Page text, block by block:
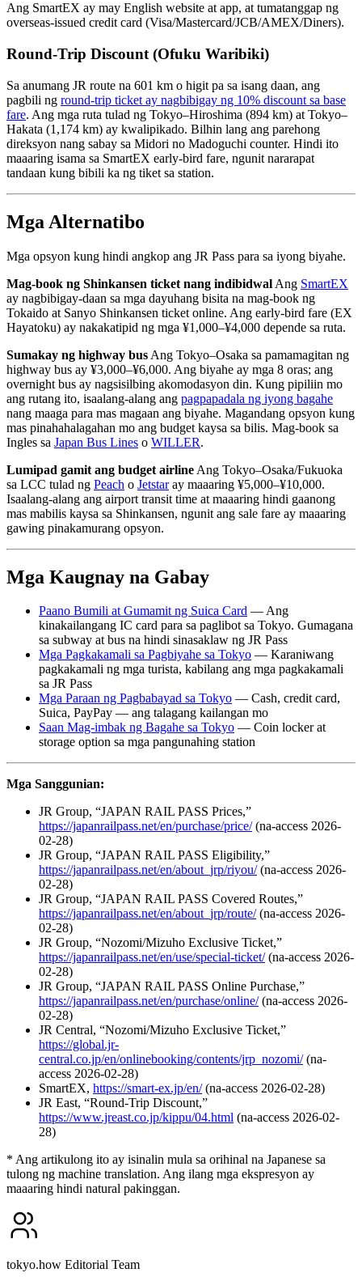
Ang SmartEX ay may English website at app, at tumatanggap ng
overseas-issued credit card (Visa/Mastercard/JCB/AMEX/Diners).
Round-Trip Discount (Ofuku Waribiki)
Sa anumang JR route na 601 km o higit pa sa isang daan, ang
pagbili ng round-trip ticket ay nagbibigay ng 10% discount sa base
fare. Ang mga ruta tulad ng Tokyo–Hiroshima (894 km) at Tokyo–
Hakata (1,174 km) ay kwalipikado. Bilhin lang ang parehong
direksyon nang sabay sa Midori no Madoguchi counter. Hindi ito
maaaring isama sa SmartEX early-bird fare, ngunit nararapat
tandaan kung bibili ka ng tiket sa station.
Mga Alternatibo
Mga opsyon kung hindi angkop ang JR Pass para sa iyong biyahe.
Mag-book ng Shinkansen ticket nang indibidwal Ang SmartEX
ay nagbibigay-daan sa mga dayuhang bisita na mag-book ng
Tokaido at Sanyo Shinkansen ticket online. Ang early-bird fare (EX
Hayatoku) ay nakakatipid ng mga ¥1,000–¥4,000 depende sa ruta.
Sumakay ng highway bus Ang Tokyo–Osaka sa pamamagitan ng
highway bus ay ¥3,000–¥6,000. Ang biyahe ay mga 8 oras; ang
overnight bus ay nagsisilbing akomodasyon din. Kung pipiliin mo
ang rutang ito, isaalang-alang ang pagpapadala ng iyong bagahe
nang maaga para mas magaan ang biyahe. Magandang opsyon kung
mas pinahahalagahan mo ang budget kaysa sa bilis. Mag-book sa
Ingles sa Japan Bus Lines o WILLER.
Lumipad gamit ang budget airline Ang Tokyo–Osaka/Fukuoka
sa LCC tulad ng Peach o Jetstaray maaaring ¥5,000–¥10,000.
Isaalang-alang ang airport transit time at maaaring hindi gaanong
mas mabilis kaysa sa Shinkansen, ngunit ang sale fare ay maaaring
gawing pinakamurang opsyon.
Mga Kaugnay na Gabay
Paano Bumili at Gumamit ng Suica Card — Ang
kinakailangang IC card para sa paglibot sa Tokyo. Gumagana
sa subway at bus na hindi sinasaklaw ng JR Pass
Mga Pagkakamali sa Pagbiyahe sa Tokyo — Karaniwang
pagkakamali ng mga turista, kabilang ang mga pagkakamali
sa JR Pass
Mga Paraan ng Pagbabayad sa Tokyo — Cash, credit card,
Suica, PayPay — ang talagang kailangan mo
Saan Mag-imbak ng Bagahe sa Tokyo — Coin locker at
storage option sa mga pangunahing station
Mga Sanggunian:
JR Group, “JAPAN RAIL PASS Prices,”
https://japanrailpass.net/en/purchase/price/(na-access 2026-
02-28)
JR Group, “JAPAN RAIL PASS Eligibility,”
https://japanrailpass.net/en/about_jrp/riyou/(na-access 2026-
02-28)
JR Group, “JAPAN RAIL PASS Covered Routes,”
https://japanrailpass.net/en/about_jrp/route/(na-access 2026-
02-28)
JR Group, “Nozomi/Mizuho Exclusive Ticket,”
https://japanrailpass.net/en/use/special-ticket/(na-access 2026-
02-28)
JR Group, “JAPAN RAIL PASS Online Purchase,”
https://japanrailpass.net/en/purchase/online/(na-access 2026-
02-28)
JR Central, “Nozomi/Mizuho Exclusive Ticket,”
https://global.jr-
central.co.jp/en/onlinebooking/contents/jrp_nozomi/(na-
access 2026-02-28)
SmartEX, https://smart-ex.jp/en/(na-access 2026-02-28)
JR East, “Round-Trip Discount,”
https://www.jreast.co.jp/kippu/04.html (na-access 2026-02-
28)
* Ang artikulong ito ay isinalin mula sa orihinal na Japanese sa
tulong ng machine translation. Ang ilang mga ekspresyon ay
maaaring hindi natural pakinggan.
tokyo.how Editorial Team